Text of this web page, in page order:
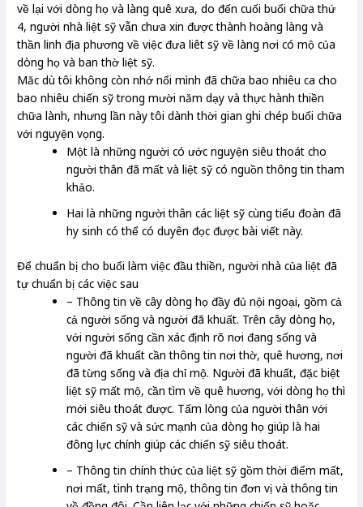
về lại với dòng họ và làng quê xưa, do đến cuối buổi chữa thứ
4, người nhà liệt sỹ vẫn chưa xin được thành hoàng làng và
thần linh địa phương về việc đưa liêt sỹ về làng nơi có mộ của
dòng họ và ban thờ liệt sỹ.
Măc dù tôi không còn nhớ nổi mình đã chữa bao nhiêu ca cho
bao nhiêu chiến sỹ trong mười năm dạy và thực hành thiền
chữa lành, nhưng lần này tôi dành thời gian ghi chép buổi chữa
với nguyện vọng.
Một là những người có ước nguyện siêu thoát cho
người thân đã mất và liệt sỹ có nguồn thông tin tham
khảo.
Hai là những người thân các liệt sỹ cùng tiểu đoàn đã
hy sinh có thể có duyên đọc được bài viết này.
Để chuẩn bị cho buổi làm việc đầu thiền, người nhà của liệt đã
tự chuẩn bị các việc sau
– Thông tin về cây dòng họ đầy đủ nội ngoại, gồm cả
cả người sống và người đã khuất. Trên cây dòng họ,
với người sống cần xác định rõ nơi đang sống và
người đã khuất cần thông tin nơi thờ, quê hương, nơi
đã từng sống và địa chỉ mộ. Người đã khuất, đặc biệt
liệt sỹ mất mộ, cần tìm về quê hương, với dòng họ thì
mới siêu thoát được. Tấm lòng của người thân với
các chiến sỹ và sức mạnh của dòng họ giúp là hai
đông lực chính giúp các chiến sỹ siêu thoát.
– Thông tin chính thức của liệt sỹ gồm thời điểm mất,
nơi mất, tình trạng mộ, thông tin đơn vị và thông tin